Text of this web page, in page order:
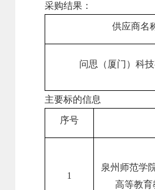
采购结果：
供应商名
问思（厦门）科
主要标的信息
序号
1
泉州师范学
高等教育